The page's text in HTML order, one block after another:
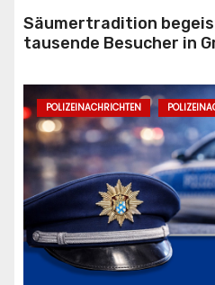
Säumertradition
tausende Besucher in
POLIZEINACHRICHTEN